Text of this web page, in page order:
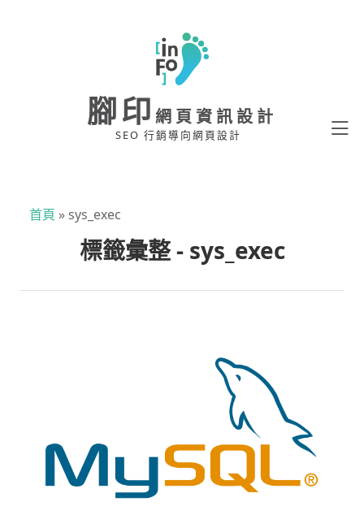
腳印 網頁資訊設計
SEO 行銷導向網頁設計
首頁 » sys_exec
標籤彙整 - sys_exec